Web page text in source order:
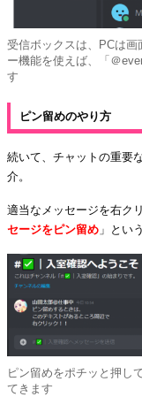
受信ボックスは、PCは
ー機能を使えば、「＠
す
ピン留めのやり方
続いて、チャットの重要
介。
適当なメッセージを右ク
セージをピン留め 」とい
ピン留めをポチッと押し
てきます